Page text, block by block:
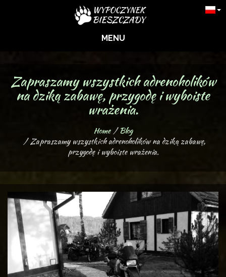
MENU
Zapraszamy wszystkich adrenoholików
na dziką zabawę, przygodę i wyboiste
wrażenia.
Home
Blog
Zapraszamy wszystkich adrenoholików na dziką zabawę,
przygodę i wyboiste wrażenia.